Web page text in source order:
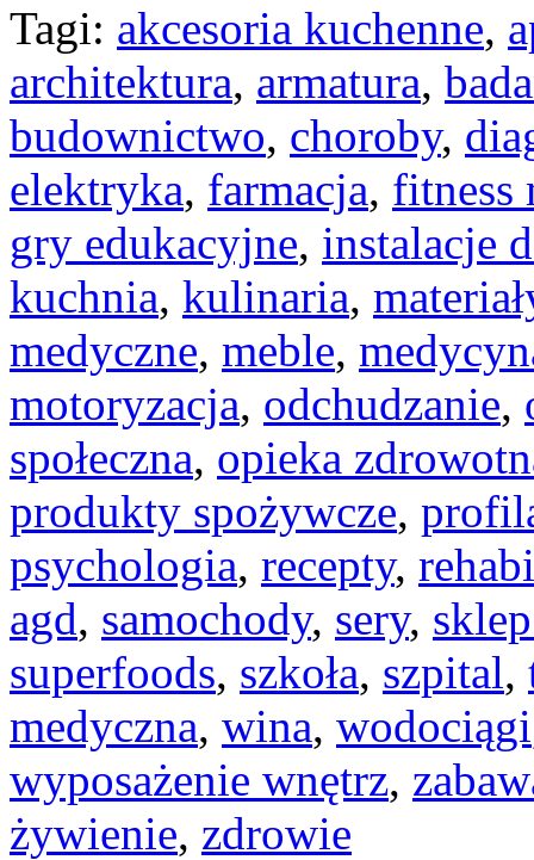
Tagi: akcesoria kuchenne,
architektura, armatura,
budownictwo, choroby,
elektryka, farmacja, fitness
gry edukacyjne, instalacje
kuchnia, kulinaria,
medyczne, meble,
motoryzacja, odchudzanie,
społeczna, opieka
produkty spożywcze,
psychologia, recepty,
agd, samochody, sery,
superfoods, szkoła, szpital,
medyczna, wina, wodociągi
wyposażenie wnętrz,
żywienie, zdrowie